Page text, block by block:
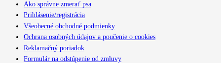
Ako správne zmerať psa
Prihlásenie/registrácia
Všeobecné obchodné podmienky
Ochrana osobných údajov a poučenie o cookies
Reklamačný poriadok
Formulár na odstúpenie od zmluvy